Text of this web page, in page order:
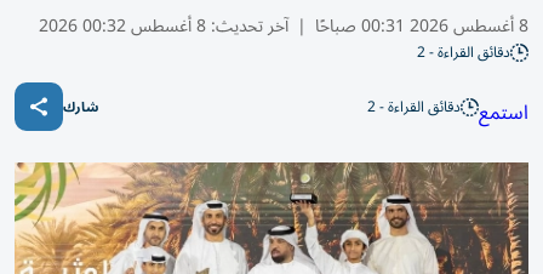
8 أغسطس 2026 00:31 صباحًا | آخر تحديث:8 أغسطس 00:32 2026
دقائق القراءة - 2
استمع دقائق القراءة - 2 شارك